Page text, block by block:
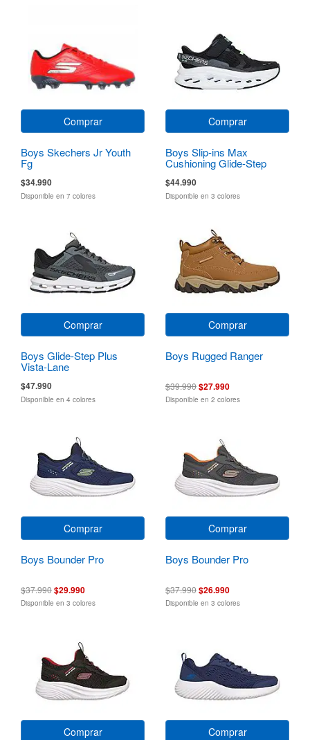
Comprar
Boys Skechers Jr Youth
Fg
$34.990
Disponible en 7 colores
Comprar
Boys Slip-ins Max
Cushioning Glide-Step
$44.990
Disponible en 3 colores
Comprar
Boys Glide-Step Plus
Vista-Lane
$47.990
Disponible en 4 colores
Comprar
Boys Rugged Ranger
$39.990$27.990
Disponible en 2 colores
Comprar
Boys Bounder Pro
$37.990$29.990
Disponible en 3 colores
Comprar
Boys Bounder Pro
$37.990$26.990
Disponible en 3 colores
Comprar Comprar